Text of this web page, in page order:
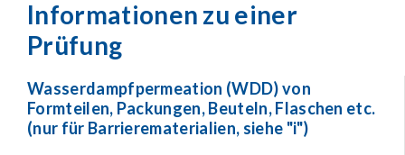
Informationen zu einer
Prüfung
Wasserdampfpermeation (WDD) von
Formteilen, Packungen, Beuteln, Flaschen etc.
(nur für Barrierematerialien, siehe "i")